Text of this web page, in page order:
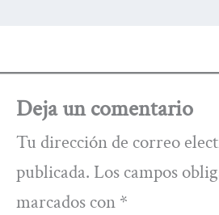
Deja un comentario
Tu dirección de correo
publicada. Los campos
marcados con *